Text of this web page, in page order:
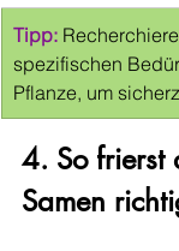
Tipp:
spezifischen
Pflanze, um
4. So frierst
Samen